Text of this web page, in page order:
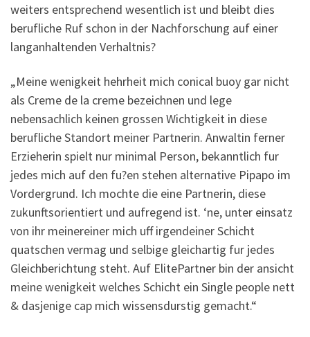
weiters entsprechend wesentlich ist und bleibt dies
berufliche Ruf schon in der Nachforschung auf einer
langanhaltenden Verhaltnis?
„Meine wenigkeit hehrheit mich conical buoy gar nicht
als Creme de la creme bezeichnen und lege
nebensachlich keinen grossen Wichtigkeit in diese
berufliche Standort meiner Partnerin. Anwaltin ferner
Erzieherin spielt nur minimal Person, bekanntlich fur
jedes mich auf den fu?en stehen alternative Pipapo im
Vordergrund. Ich mochte die eine Partnerin, diese
zukunftsorientiert und aufregend ist. ‘ne, unter einsatz
von ihr meinereiner mich uff irgendeiner Schicht
quatschen vermag und selbige gleichartig fur jedes
Gleichberichtung steht. Auf ElitePartner bin der ansicht
meine wenigkeit welches Schicht ein Single people nett
& dasjenige cap mich wissensdurstig gemacht.“